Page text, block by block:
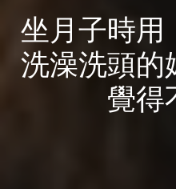
坐月子時用
洗澡洗頭的
覺得